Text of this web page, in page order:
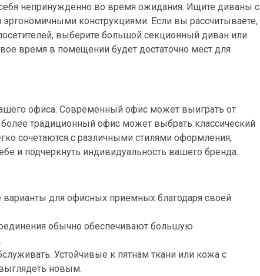
непринужденно во время ожидания. Ищите диваны с
конструкциями. Если вы рассчитываете,
выберите большой секционный диван или
время в помещении будет достаточно мест для
офиса. Современный офис может выиграть от
традиционный офис может выбрать классический
сочетаются с различными стилями оформления;
и подчеркнуть индивидуальность вашего бренда.
для офисных приемных благодаря своей
обычно обеспечивают большую
Устойчивые к пятнам ткани или кожа с
новым.